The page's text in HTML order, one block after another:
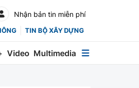
Nhận bản tin miễn phí
TIN BỘ XÂY DỰNG
Video Multimedia